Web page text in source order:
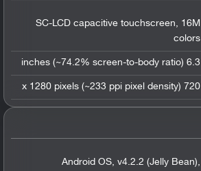
SC-LCD capacitive touchscreen, 16M
colors
6.3 inches (~74.2% screen-to-body ratio)
720 x 1280 pixels (~233 ppi pixel density)
Android OS, v4.2.2 (Jelly Bean),